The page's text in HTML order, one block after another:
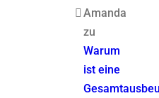
Amanda
zu
Warum
ist eine